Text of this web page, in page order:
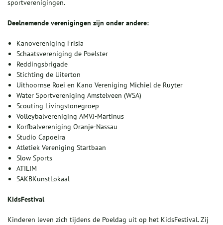
sportverenigingen.
Deelnemende verenigingen zijn onder andere:
Kanovereniging Frisia
Schaatsvereniging de Poelster
Reddingsbrigade
Stichting de Uiterton
Uithoornse Roei en Kano Vereniging Michiel de Ruyter
Water Sportvereniging Amstelveen (WSA)
Scouting Livingstonegroep
Volleybalvereniging AMVJ-Martinus
Korfbalvereniging Oranje-Nassau
Studio Capoeira
Atletiek Vereniging Startbaan
Slow Sports
ATILIM
SAKBKunstLokaal
KidsFestival
Kinderen leven zich tijdens de Poeldag uit op het KidsFestival. Zij